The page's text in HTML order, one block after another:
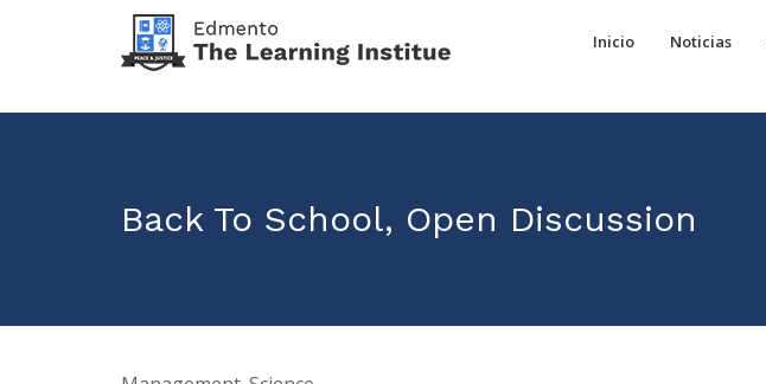
Inicio Noticias
Back To School, Open Discussion